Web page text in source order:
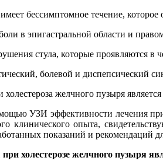
бессимптомное течение,
в эпигастральной области и
стула, которые проявляются в
болевой и диспепсический
желчного пузыря
УЗИ эффективности лечения
клинического опыта,
показаний и рекомендаций
холестерозе желчного пузыря